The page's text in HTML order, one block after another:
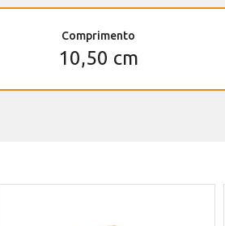
Comprimento
10,50 cm